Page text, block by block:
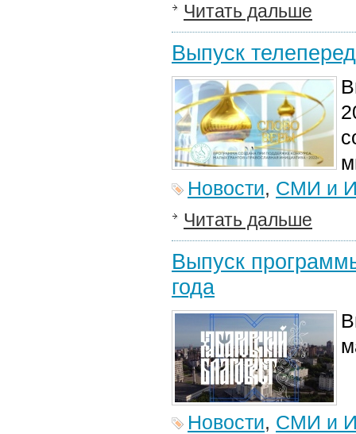
Читать дальше
Выпуск
Новости, СМИ и
Читать дальше
Выпуск
года
Новости, СМИ и